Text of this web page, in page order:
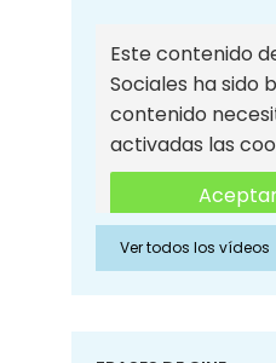
Este contenido
Sociales ha sido
contenido
activadas las
Aceptar
Ver todos los vídeos